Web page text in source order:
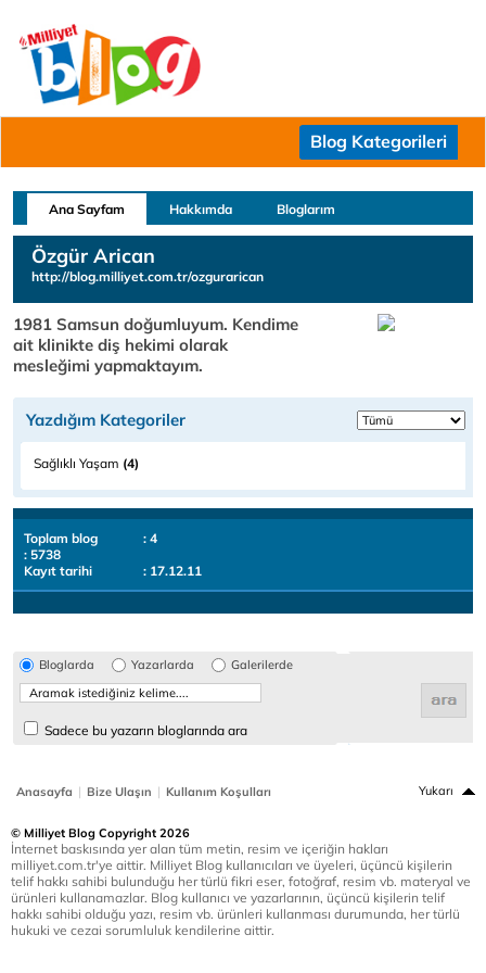
Blog Kategorileri
Ana Sayfam Hakkımda Bloglarım
Özgür Arican
http://blog.milliyet.com.tr/ozgurarican
1981 Samsun doğumluyum. Kendime
ait klinikte diş hekimi olarak
mesleğimi yapmaktayım.
Yazdığım Kategoriler
Sağlıklı Yaşam (4)
Toplam blog
: 4
: 5738
Kayıt tarihi
: 17.12.11
Bloglarda Yazarlarda Galerilerde
Sadece bu yazarın bloglarında ara
Anasayfa | Bize Ulaşın | Kullanım Koşulları Yukarı
© Milliyet Blog Copyright 2026
İnternet baskısında yer alan tüm metin, resim ve içeriğin hakları
milliyet.com.tr'ye aittir. Milliyet Blog kullanıcıları ve üyeleri, üçüncü kişilerin
telif hakkı sahibi bulunduğu her türlü fikri eser, fotoğraf, resim vb. materyal ve
ürünleri kullanamazlar. Blog kullanıcı ve yazarlarının, üçüncü kişilerin telif
hakkı sahibi olduğu yazı, resim vb. ürünleri kullanması durumunda, her türlü
hukuki ve cezai sorumluluk kendilerine aittir.